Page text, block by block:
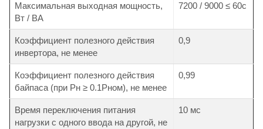
Максимальная выходная мощность,
Вт / ВА
7200 / 9000 ≤ 60с
Коэффициент полезного действия
инвертора, не менее
0,9
Коэффициент полезного действия
байпаса (при Pн ≥ 0.1Pном), не менее
0,99
Время переключения питания
нагрузки с одного ввода на другой, не
10 мс